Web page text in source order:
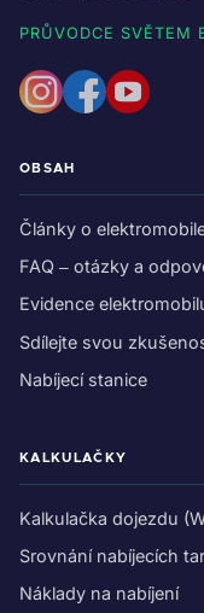
PRŮVODCE SVĚTEM
OBSAH
Články o
FAQ – otázky a
Evidence
Sdílejte svou
Nabíjecí stanice
KALKULAČKY
Kalkulačka dojezdu
Srovnání nabíjecích
Náklady na nabíjení